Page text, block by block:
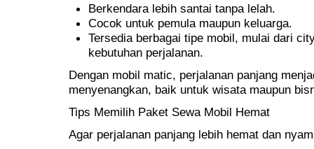
Berkendara lebih santai tanpa lelah.
Cocok untuk pemula maupun keluarga.
Tersedia berbagai tipe mobil, mulai dari
kebutuhan perjalanan.
Dengan mobil matic, perjalanan panjang
menyenangkan, baik untuk wisata maupun
Tips Memilih Paket Sewa Mobil Hemat
Agar perjalanan panjang lebih hemat dan